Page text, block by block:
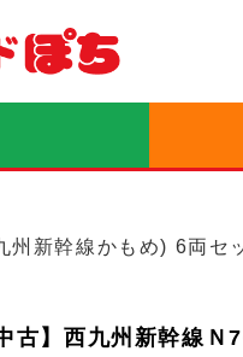
新幹線かもめ) 6両セ
中古】西九州新幹線